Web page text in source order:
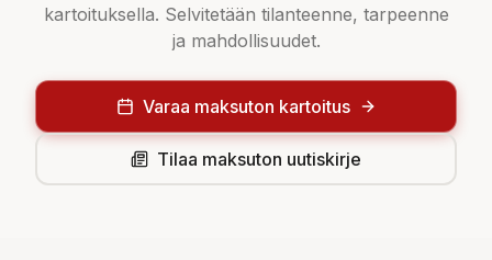
kartoituksella. Selvitetään tilanteenne, tarpeenne
ja mahdollisuudet.
Varaa maksuton kartoitus
Tilaa maksuton uutiskirje